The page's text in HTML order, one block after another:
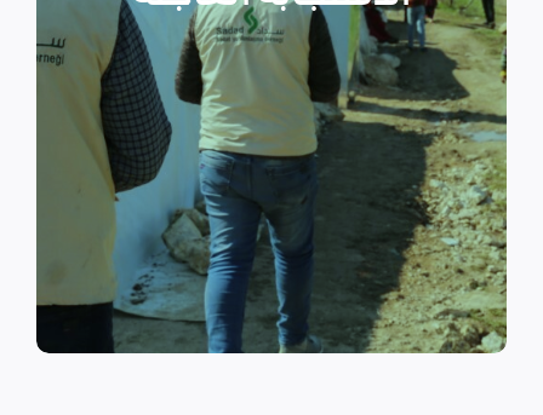
النزوح.
اقرأ المزيد